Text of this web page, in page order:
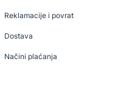
Reklamacije i povrat
Dostava
Načini plaćanja